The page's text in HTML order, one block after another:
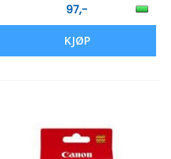
97,-
KJØP